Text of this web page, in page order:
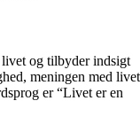
livet og tilbyder indsigt
meningen med livet
er “Livet er en